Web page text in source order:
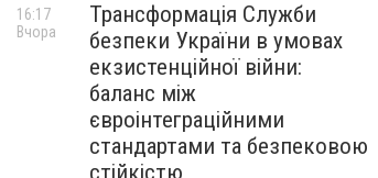
Трансформація Служби
безпеки України в умовах
екзистенційної війни:
баланс між
євроінтеграційними
стандартами та безпековою
стійкістю
16:17
Вчора